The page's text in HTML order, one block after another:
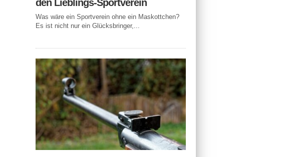
den Lieblings-Sportverein
Was wäre ein Sportverein ohne ein Maskottchen?
Es ist nicht nur ein Glücksbringer,...